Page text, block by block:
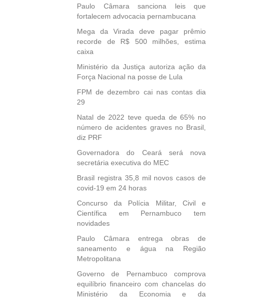
Paulo Câmara sanciona leis que
fortalecem advocacia pernambucana
Mega da Virada deve pagar prêmio
recorde de R$ 500 milhões, estima
caixa
Ministério da Justiça autoriza ação da
Força Nacional na posse de Lula
FPM de dezembro cai nas contas dia
29
Natal de 2022 teve queda de 65% no
número de acidentes graves no Brasil,
diz PRF
Governadora do Ceará será nova
secretária executiva do MEC
Brasil registra 35,8 mil novos casos de
covid-19 em 24 horas
Concurso da Polícia Militar, Civil e
Científica em Pernambuco tem
novidades
Paulo Câmara entrega obras de
saneamento e água na Região
Metropolitana
Governo de Pernambuco comprova
equilíbrio financeiro com chancelas do
Ministério da Economia e da